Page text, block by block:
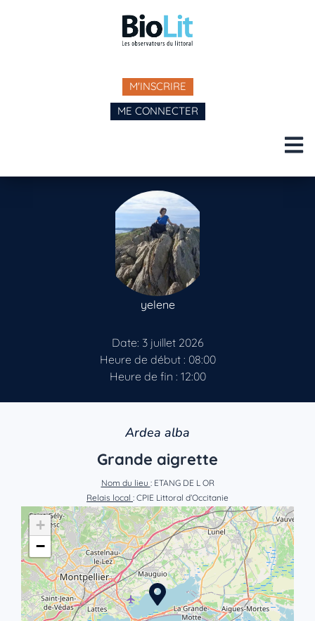
M'INSCRIRE
ME CONNECTER
yelene
Date: 3 juillet 2026
Heure de début : 08:00
Heure de fin : 12:00
Ardea alba
Grande aigrette
Nom du lieu : ETANG DE L OR
Relais local : CPIE Littoral d’Occitanie
+
−